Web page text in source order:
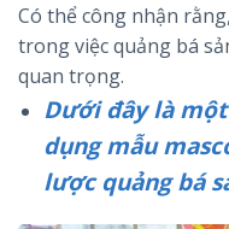
Có thể công nhận
trong việc quảng bá
quan trọng.
Dưới đây là
dụng mẫu
lược quảng bá